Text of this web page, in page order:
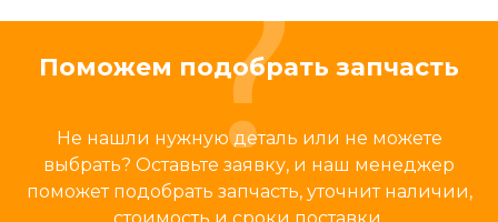
Поможем подобрать запчасть
Не нашли нужную деталь или не можете
выбрать? Оставьте заявку, и наш менеджер
поможет подобрать запчасть, уточнит наличии,